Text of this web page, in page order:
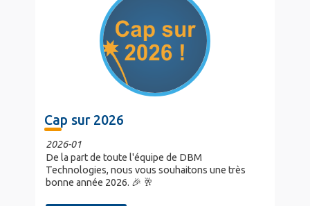
Cap sur 2026
2026-01
De la part de toute l'équipe de DBM
Technologies, nous vous souhaitons une très
bonne année 2026. 🎉 🥂